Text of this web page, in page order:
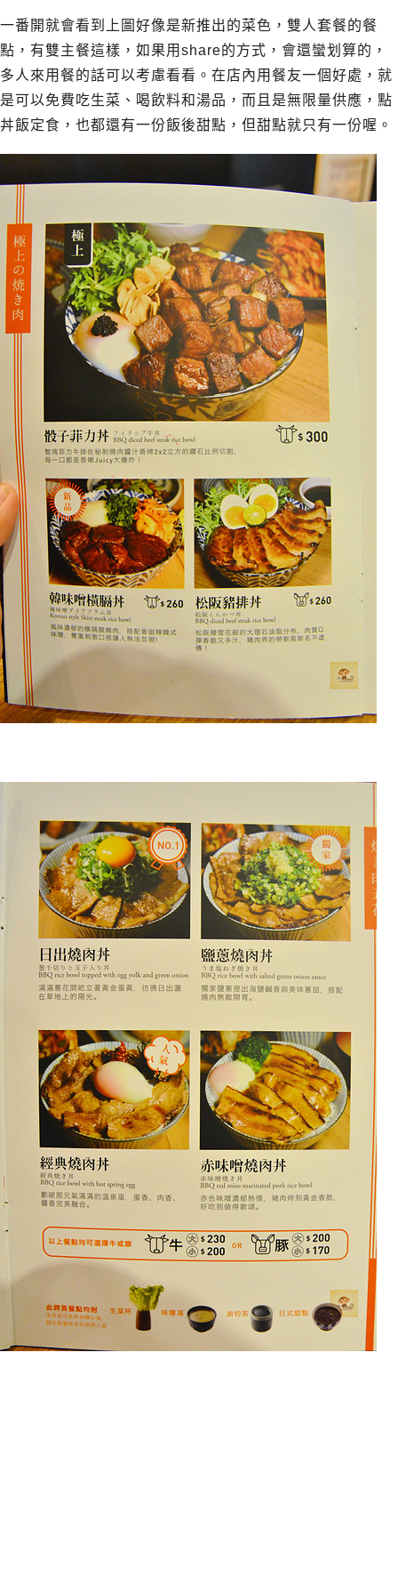
一番開就會看到上圖好像是新推出的菜色，雙人套餐的餐
點，有雙主餐這樣，如果用share的方式，會還蠻划算的，
多人來用餐的話可以考慮看看。在店內用餐友一個好處，就
是可以免費吃生菜、喝飲料和湯品，而且是無限量供應，點
丼飯定食，也都還有一份飯後甜點，但甜點就只有一份喔。